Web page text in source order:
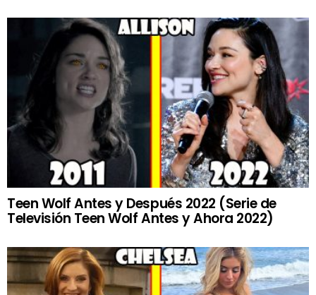
Teen Wolf Antes y Después 2022 (Serie de
Televisión Teen Wolf Antes y Ahora 2022)